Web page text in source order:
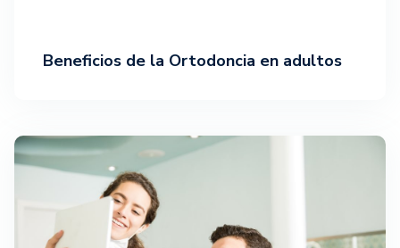
Beneficios de la Ortodoncia en adultos